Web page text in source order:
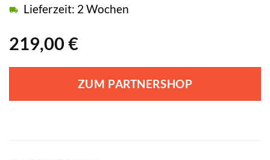
219,00 €
Lieferzeit: 2 Wochen
ZUM PARTNERSHOP